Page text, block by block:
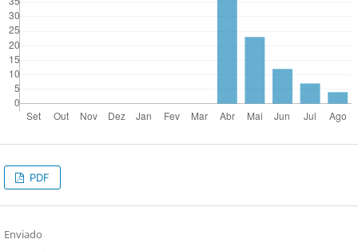
PDF
Enviado